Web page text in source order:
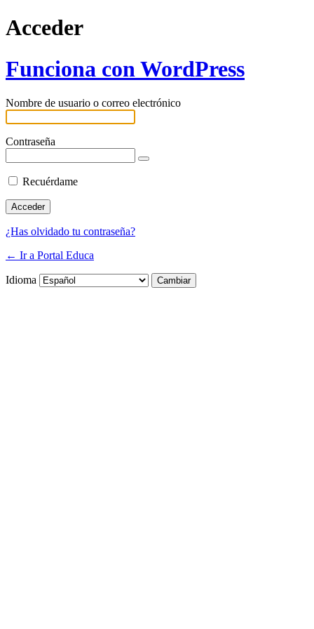
Acceder
Funciona con WordPress
Nombre de usuario o correo electrónico
Contraseña
Recuérdame
¿Has olvidado tu contraseña?
← Ir a Portal Educa
Idioma